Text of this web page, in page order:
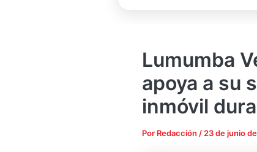
Lumumba
apoya a su
inmóvil
Por Redacción / 23 de junio